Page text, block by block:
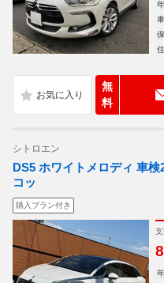
無
料
シトロエン
DS5 ホワイトメロディ 車
コッ
購入プラン付き